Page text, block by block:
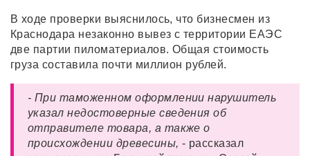
В ходе проверки выяснилось, что бизнесмен из
Краснодара незаконно вывез с территории ЕАЭС
две партии пиломатериалов. Общая стоимость
груза составила почти миллион рублей.
- При таможенном оформлении нарушитель
указал недостоверные сведения об
отправителе товара, а также о
происхождении древесины, - рассказал